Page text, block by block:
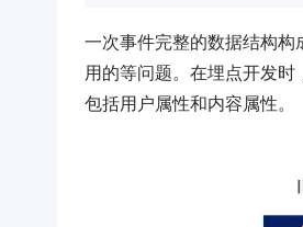
一次事件完整的数据结构
用的等问题。在埋点开发
包括用户属性和内容属性。